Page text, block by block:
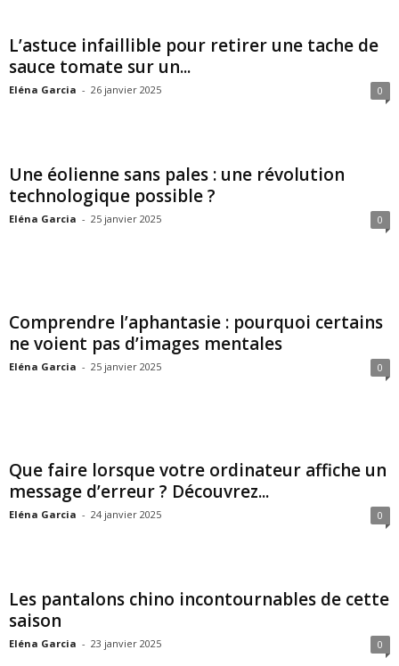
L’astuce infaillible pour retirer une tache de
sauce tomate sur un...
Eléna Garcia - 26 janvier 2025 0
Une éolienne sans pales : une révolution
technologique possible ?
Eléna Garcia - 25 janvier 2025 0
Comprendre l’aphantasie : pourquoi certains
ne voient pas d’images mentales
Eléna Garcia - 25 janvier 2025 0
Que faire lorsque votre ordinateur affiche un
message d’erreur ? Découvrez...
Eléna Garcia - 24 janvier 2025 0
Les pantalons chino incontournables de cette
saison
Eléna Garcia - 23 janvier 2025 0